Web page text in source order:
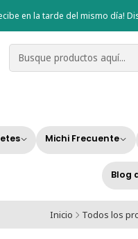
Michi Frecuente
Blog
en la tarde del mismo día!
Inicio Todos los